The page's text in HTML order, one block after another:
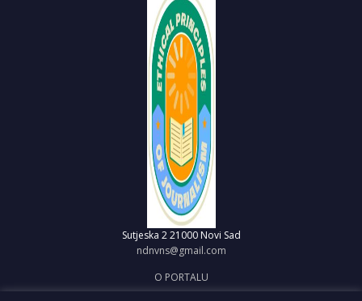
Sutjeska 2 21000 Novi Sad
ndnvns@gmail.com
O PORTALU